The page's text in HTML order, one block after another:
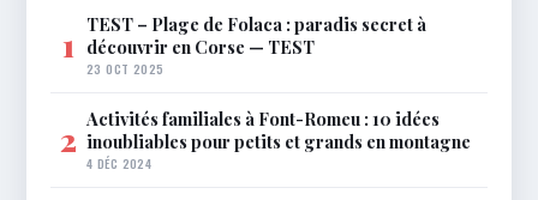
1 TEST – Plage de Folaca : paradis secret à
découvrir en Corse — TEST
23 OCT 2025
2 Activités familiales à Font-Romeu : 10 idées
inoubliables pour petits et grands en montagne
4 DÉC 2024